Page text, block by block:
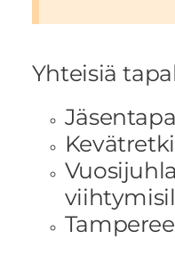
Yhteisiä